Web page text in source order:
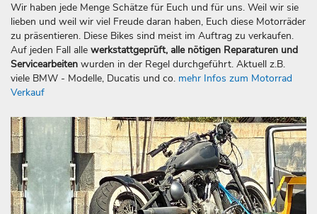
Wir haben jede Menge Schätze für Euch und für uns. Weil wir sie
lieben und weil wir viel Freude daran haben, Euch diese Motorräder
zu präsentieren. Diese Bikes sind meist im Auftrag zu verkaufen.
Auf jeden Fall alle werkstattgeprüft, alle nötigen Reparaturen und
Servicearbeiten wurden in der Regel durchgeführt. Aktuell z.B.
viele BMW - Modelle, Ducatis und co. mehr Infos zum Motorrad
Verkauf